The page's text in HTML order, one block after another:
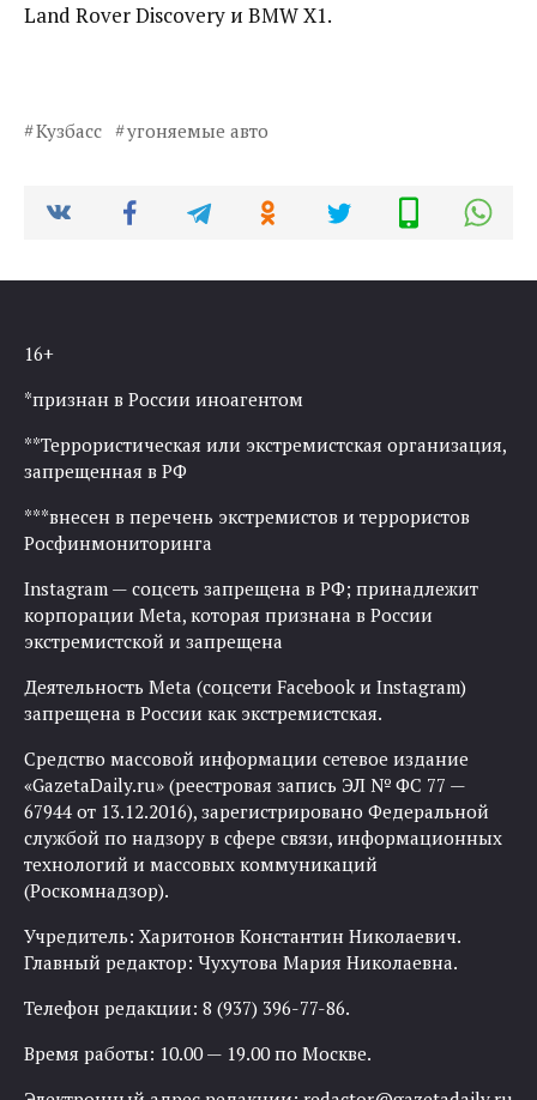
Land Rover Discovery и BMW X1.
Кузбасс угоняемые авто
16+
*признан в России иноагентом
**Террористическая или экстремистская организация,
запрещенная в РФ
***внесен в перечень экстремистов и террористов
Росфинмониторинга
Instagram — соцсеть запрещена в РФ; принадлежит
корпорации Meta, которая признана в России
экстремистской и запрещена
Деятельность Meta (соцсети Facebook и Instagram)
запрещена в России как экстремистская.
Средство массовой информации сетевое издание
«GazetaDaily.ru» (реестровая запись ЭЛ № ФС 77 —
67944 от 13.12.2016), зарегистрировано Федеральной
службой по надзору в сфере связи, информационных
технологий и массовых коммуникаций
(Роскомнадзор).
Учредитель: Харитонов Константин Николаевич.
Главный редактор: Чухутова Мария Николаевна.
Телефон редакции: 8 (937) 396-77-86.
Время работы: 10.00 — 19.00 по Москве.